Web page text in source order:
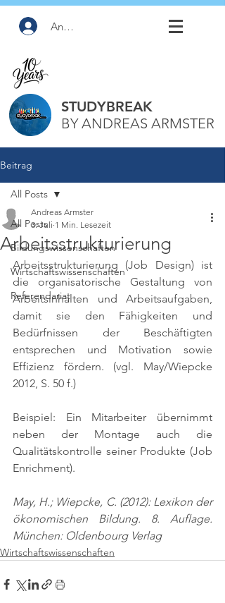
Anmelden
STUDYBREAK
BY ANDREAS ARMSTER
Beitrag
All Posts
Bildungswissenschaften
Wirtschaftswissenschaften
Referendariat
All Posts
Arbeitsstrukturierung
Andreas Armster
3. Juli 1 Min. Lesezeit
Arbeitsstrukturierung (Job Design) ist
die organisatorische Gestaltung von
Arbeitsinhalten und Arbeitsaufgaben,
damit sie den Fähigkeiten und
Bedürfnissen der Beschäftigten
entsprechen und Motivation sowie
Effizienz fördern. (vgl. May/Wiepcke
2012, S. 50 f.)
Beispiel: Ein Mitarbeiter übernimmt
neben der Montage auch die
Qualitätskontrolle seiner Produkte (Job
Enrichment).
May, H.; Wiepcke, C. (2012): Lexikon der
ökonomischen Bildung. 8. Auflage.
München: Oldenbourg Verlag
Wirtschaftswissenschaften